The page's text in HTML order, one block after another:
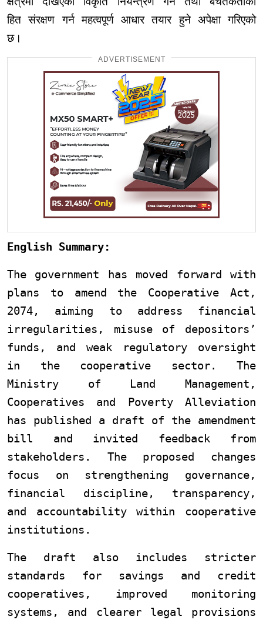
हित संरक्षण गर्न महत्वपूर्ण आधार तयार हुने अपेक्षा गरिएको
छ।
ADVERTISEMENT
English Summary:
The government has moved forward with
plans to amend the Cooperative Act,
2074, aiming to address financial
irregularities, misuse of depositors’
funds, and weak regulatory oversight
in the cooperative sector. The
Ministry of Land Management,
Cooperatives and Poverty Alleviation
has published a draft of the amendment
bill and invited feedback from
stakeholders. The proposed changes
focus on strengthening governance,
financial discipline, transparency,
and accountability within cooperative
institutions.
The draft also includes stricter
standards for savings and credit
cooperatives, improved monitoring
systems, and clearer legal provisions